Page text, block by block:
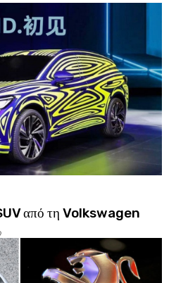
από τη Volkswagen